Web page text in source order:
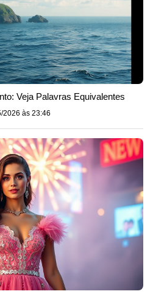
Veja Palavras Equivalentes
2026 às 23:46